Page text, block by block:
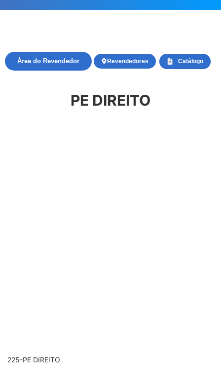
Catálogo
Revendedores
Área do Revendedor
PE DIREITO
225-PE DIREITO